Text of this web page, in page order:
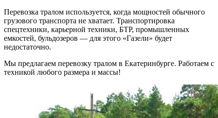
Перевозка тралом используется, когда мощностей обычного
грузового транспорта не хватает. Транспортировка
спецтехники, карьерной техники, БТР, промышленных
емкостей, бульдозеров — для этого «Газели» будет
недостаточно.
Мы предлагаем перевозку тралом в Екатеринбурге. Работаем с
техникой любого размера и массы!